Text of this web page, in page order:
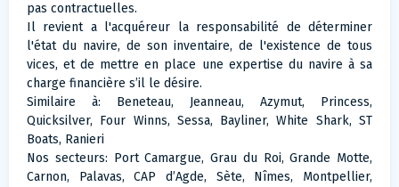
pas contractuelles.
Il revient a l'acquéreur la responsabilité de déterminer
l'état du navire, de son inventaire, de l'existence de tous
vices, et de mettre en place une expertise du navire à sa
charge financière s’il le désire.
Similaire à: Beneteau, Jeanneau, Azymut, Princess,
Quicksilver, Four Winns, Sessa, Bayliner, White Shark, ST
Boats, Ranieri
Nos secteurs: Port Camargue, Grau du Roi, Grande Motte,
Carnon, Palavas, CAP d’Agde, Sète, Nîmes, Montpellier,